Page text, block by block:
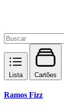
Lista Cartões
Ramos Fizz